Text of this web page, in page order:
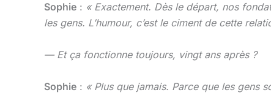
Sophie : « Exactement. Dès le départ, nos
les gens. L’humour, c’est le ciment de cette
— Et ça fonctionne toujours, vingt ans après ?
Sophie : « Plus que jamais. Parce que les gens